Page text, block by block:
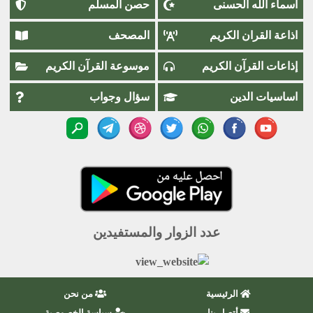
اسماء اللَّٰه الحسنى حصن المسلم
اذاعة القران الكريم المصحف
إذاعات القرآن الكريم موسوعة القرآن الكريم
اساسيات الدين سؤال وجواب
عدد الزوار والمستفيدين
الرئيسية
من نحن